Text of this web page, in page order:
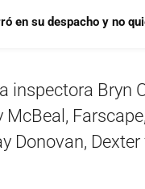
en su despacho y no
inspectora Bryn
Donovan, Dexter